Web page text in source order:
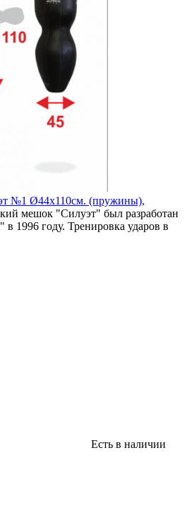
№1 Ø44х110см. (пружины),
мешок "Силуэт" был разработан
1996 году. Тренировка ударов в
Есть в наличии